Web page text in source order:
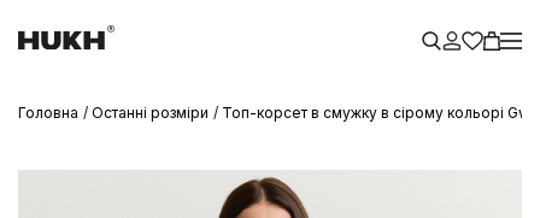
Головна Останні розміри Топ-корсет в смужку в сірому кольорі